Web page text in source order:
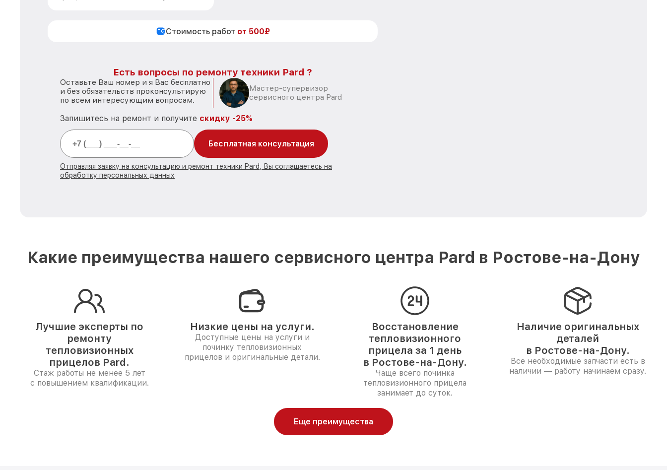
Стоимость работ от 500₽
Есть вопросы по ремонту техники Pard ?
Оставьте Ваш номер и я Вас бесплатно
и без обязательств проконсультирую
по всем интересующим вопросам.
Мастер-супервизор
сервисного центра Pard
Запишитесь на ремонт и получите скидку -25%
Бесплатная консультация
Отправляя заявку на консультацию и ремонт техники Pard, Вы соглашаетесь на
обработку персональных данных
Какие преимущества нашего сервисного центра Pard в Ростове-на-Дону
Лучшие эксперты по
ремонту
тепловизионных
прицелов Pard.
Стаж работы не менее 5 лет
с повышением квалификации.
Низкие цены на услуги.
Доступные цены на услуги и
починку тепловизионных
прицелов и оригинальные детали.
Восстановление
тепловизионного
прицела за 1 день
в Ростове-на-Дону.
Чаще всего починка
тепловизионного прицела
занимает до суток.
Наличие оригинальных
деталей
в Ростове-на-Дону.
Все необходимые запчасти есть в
наличии — работу начинаем сразу.
Еще преимущества